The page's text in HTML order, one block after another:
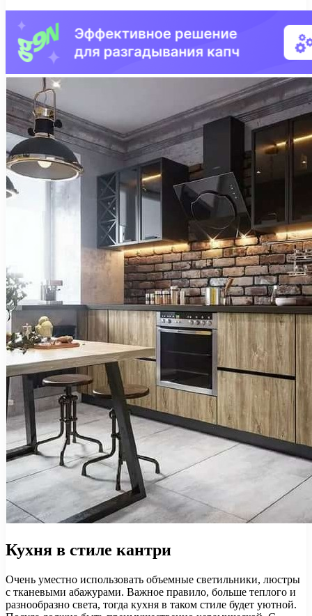
Кухня в стиле кантри
Очень уместно использовать объемные светильники, люстры
с тканевыми абажурами. Важное правило, больше теплого и
разнообразно света, тогда кухня в таком стиле будет уютной.